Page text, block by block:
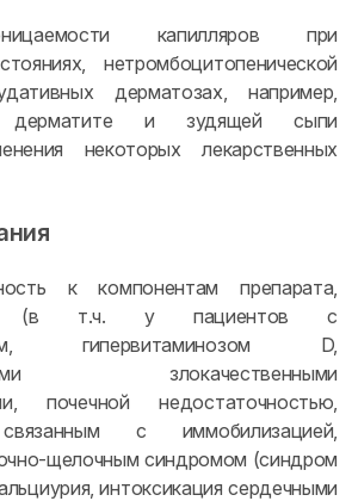
капилляров при
нетромбоцитопенической
дерматозах, например,
дерматите и зудящей сыпи
некоторых лекарственных
к компонентам препарата,
(в т.ч. у пациентов с
гипервитаминозом D,
злокачественными
почечной недостаточностью,
с иммобилизацией,
щелочным синдромом (синдром
интоксикация сердечными